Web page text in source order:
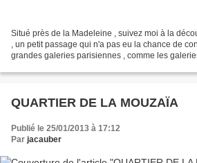
Situé près de la Madeleine , suivez moi à la
, un petit passage qui n'a pas eu la chance de
grandes galeries parisiennes , comme les
QUARTIER DE LA MOUZAÏA
Publié le 25/01/2013 à 17:12
Par jacauber